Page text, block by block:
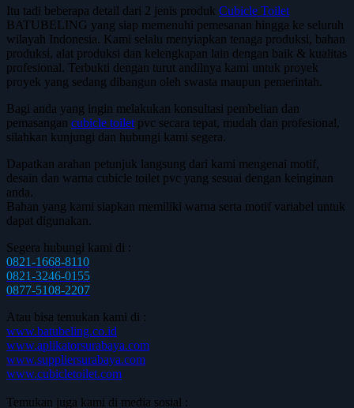
Itu tadi beberapa detail dari 2 jenis produk Cubicle Toilet
BATUBELING yang siap memenuhi pemesanan hingga ke seluruh
wilayah Indonesia. Kami selalu menyiapkan tenaga produksi, bahan
produksi, alat produksi dan kelengkapan lain dengan baik & kualitas
profesional. Terbukti dengan turut andilnya kami untuk proyek
proyek yang sedang dibangun oleh swasta maupun pemerintah.
Bagi anda yang ingin melakukan konsultasi pembelian dan
pemasangan cubicle toilet pvc secara tepat, mudah dan profesional,
silahkan kunjungi dan hubungi kami segera.
Dapatkan arahan petunjuk langsung dari kami mengenai motif,
desain dan warna cubicle toilet pvc yang sesuai dengan keinginan
anda.
Bahan yang kami siapkan memiliki warna serta motif variabel untuk
dapat digunakan.
Segera hubungi kami di :
0821-1668-8110
0821-3246-0155
0877-5108-2207
Atau bisa temukan kami di :
www.batubeling.co.id
www.aplikatorsurabaya.com
www.suppliersurabaya.com
www.cubicletoilet.com
Temukan juga kami di media sosial :